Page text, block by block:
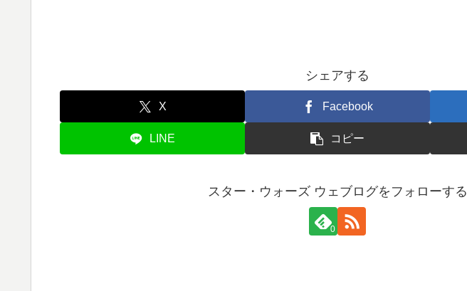
シェアする
X Facebook
LINE コピー
スター・ウォーズ ウェブログをフォローする
0